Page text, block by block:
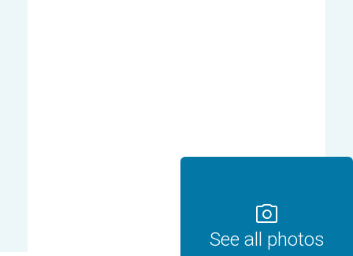
photo_camera
See all photos